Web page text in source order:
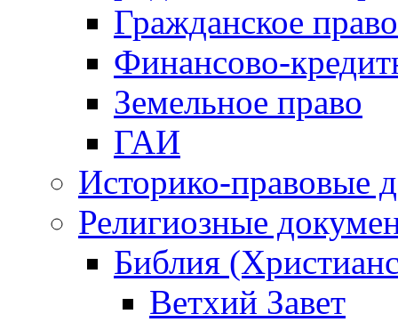
Гражданское право
Финансово-
Земельное право
ГАИ
Историко-правовые
Религиозные
Библия
Ветхий Завет